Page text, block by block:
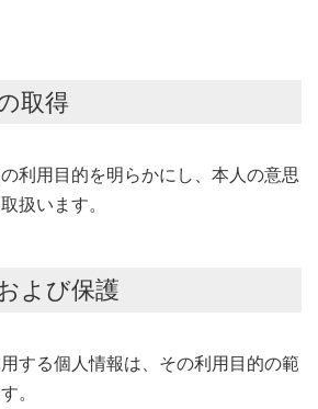
取得
利用目的を明らかにし、本人の意思
扱います。
よび保護
する個人情報は、その利用目的の範
。